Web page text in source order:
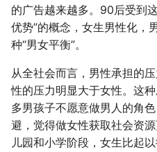
的广告越来越多。90后受到
优势”的概念，女生男性化，
种“男女平衡”。
从全社会而言，男性承担的
性的压力明显大于女性。这
多男孩子不愿意做男人的角
避，觉得做女性获取社会资
儿园和小学阶段，女生比起